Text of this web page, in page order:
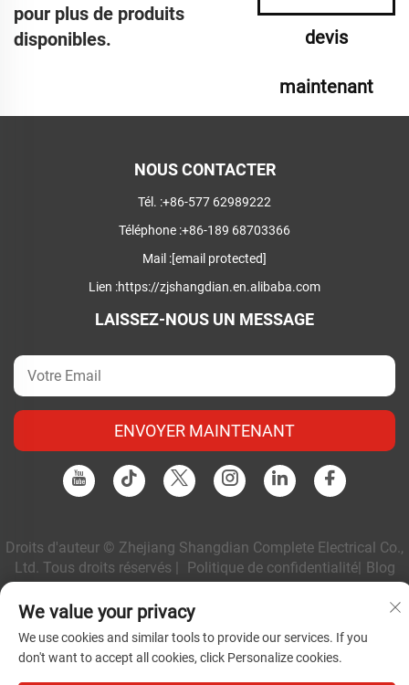
pour plus de produits
disponibles.
devis
maintenant
NOUS CONTACTER
Tél. :+86-577 62989222
Téléphone :+86-189 68703366
Mail :[email protected]
Lien :https://zjshangdian.en.alibaba.com
LAISSEZ-NOUS UN MESSAGE
ENVOYER MAINTENANT
Droits d'auteur © Zhejiang Shangdian Complete Electrical Co.,
Ltd. Tous droits réservés |
Politique de confidentialité| Blog
We value your privacy
We use cookies and similar tools to provide our services. If you
don't want to accept all cookies, click Personalize cookies.